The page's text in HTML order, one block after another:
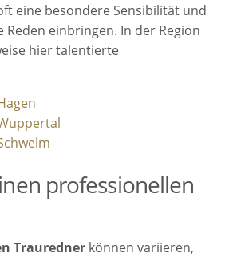
eine besondere Sensibilität und
einbringen. In der Region
hier talentierte
professionellen
Trauredner können variieren,